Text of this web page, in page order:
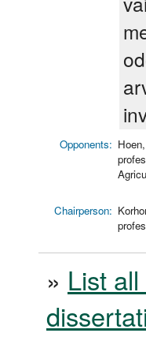
Opponents:
Chairperson:
» List